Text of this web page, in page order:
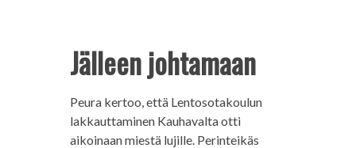
Jälleen johtamaan
Peura kertoo, että Lentosotakoulun
lakkauttaminen Kauhavalta otti
aikoinaan miestä lujille. Perinteikäs